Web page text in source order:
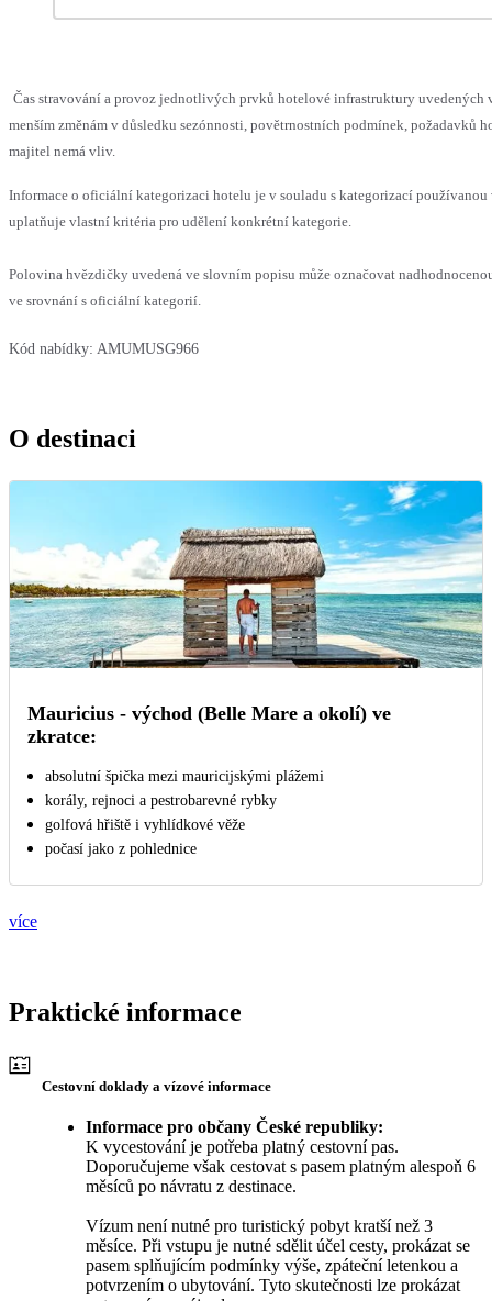
Čas stravování a provoz jednotlivých prvků hotelové infrastruktury uvedených
menším změnám v důsledku sezónnosti, povětrnostních podmínek, požadavků
majitel nemá vliv.
Informace o oficiální kategorizaci hotelu je v souladu s kategorizací používanou
uplatňuje vlastní kritéria pro udělení konkrétní kategorie.
Polovina hvězdičky uvedená ve slovním popisu může označovat
ve srovnání s oficiální kategorií.
Kód nabídky: AMUMUSG966
O destinaci
Mauricius - východ (Belle Mare a okolí) ve
zkratce:
absolutní špička mezi mauricijskými plážemi
korály, rejnoci a pestrobarevné rybky
golfová hřiště i vyhlídkové věže
počasí jako z pohlednice
více
Praktické informace
Cestovní doklady a vízové informace
Informace pro občany České republiky:
K vycestování je potřeba platný cestovní pas.
Doporučujeme však cestovat s pasem platným alespoň 6
měsíců po návratu z destinace.
Vízum není nutné pro turistický pobyt kratší než 3
měsíce. Při vstupu je nutné sdělit účel cesty, prokázat se
pasem splňujícím podmínky výše, zpáteční letenkou a
potvrzením o ubytování. Tyto skutečnosti lze prokázat